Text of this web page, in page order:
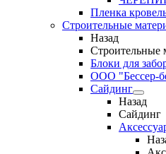
Пленка
Строительные
Назад
Строительные
Блоки для
ООО "Бессер-
Сайдинг
Назад
Сайдинг